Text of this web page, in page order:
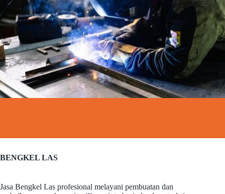
BENGKEL LAS
Jasa Bengkel Las profesional melayani pembuatan dan